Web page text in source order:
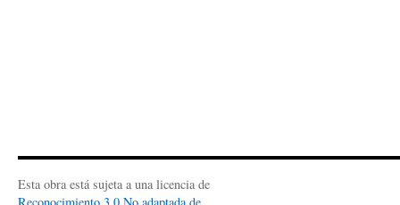
Esta obra está sujeta a una licencia de